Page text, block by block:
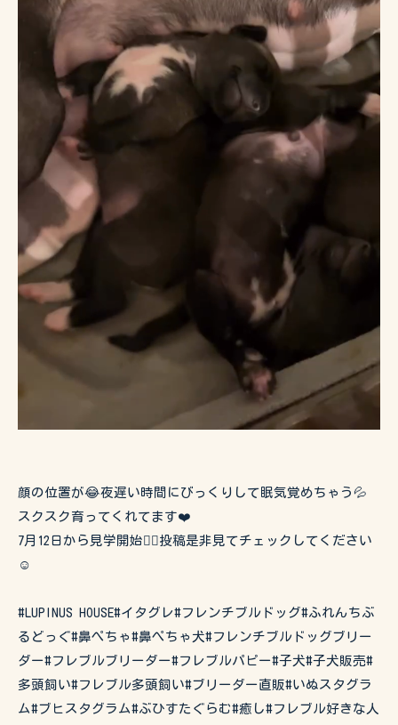
顔の位置が😂夜遅い時間にびっくりして眠気覚めちゃう💦
スクスク育ってくれてます❤️
7月12日から見学開始🙇‍♀️投稿是非見てチェックしてください
☺️
#LUPINUS HOUSE#イタグレ#フレンチブルドッグ#ふれんちぶ
るどっぐ#鼻ぺちゃ#鼻ぺちゃ犬#フレンチブルドッグブリー
ダー#フレブルブリーダー#フレブルパピー#子犬#子犬販売#
多頭飼い#フレブル多頭飼い#ブリーダー直販#いぬスタグラ
ム#ブヒスタグラム#ぶひすたぐらむ#癒し#フレブル好きな人